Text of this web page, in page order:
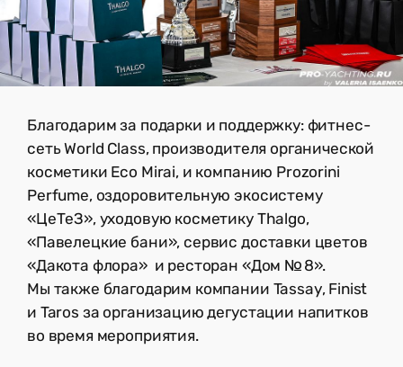
Благодарим за подарки и поддержку: фитнес-
сеть World Class, производителя органической
косметики Eco Mirai, и компанию Prozorini
Perfume, оздоровительную экосистему
«ЦеТеЗ», уходовую косметику Thalgo,
«Павелецкие бани», сервис доставки цветов
«Дакота флора» и ресторан «Дом № 8».
Мы также благодарим компании Tassay, Finist
и Taros за организацию дегустации напитков
во время мероприятия.